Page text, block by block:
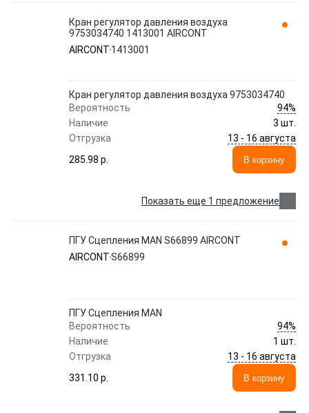
Кран регулятор давления воздуха
9753034740 1413001 AIRCONT
AIRCONT 1413001
Кран регулятор давления воздуха 9753034740
Вероятность
94%
Наличие
3 шт.
Отгрузка
13 - 16 августа
285.98 p.
В корзину
Показать еще 1 предложение
ПГУ Сцепления MAN S66899 AIRCONT
AIRCONTS66899
ПГУ Сцепления MAN
Вероятность
94%
Наличие
1 шт.
Отгрузка
13 - 16 августа
331.10 p.
В корзину